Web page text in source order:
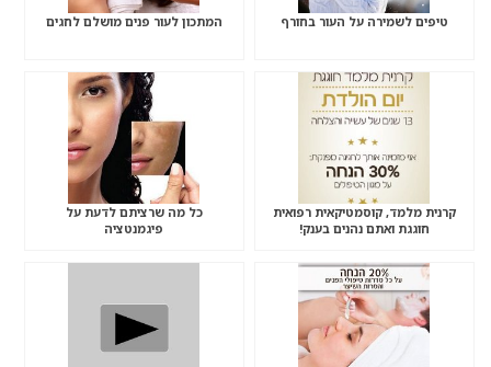
טיפים לשמירה על העור בחורף המתכון לעור פנים מושלם לחגים
קרנית מלמד, קוסמטיקאית רפואית
חוגגת ואתם נהנים בענק!
כל מה שרציתם לדעת על
פיגמנטציה